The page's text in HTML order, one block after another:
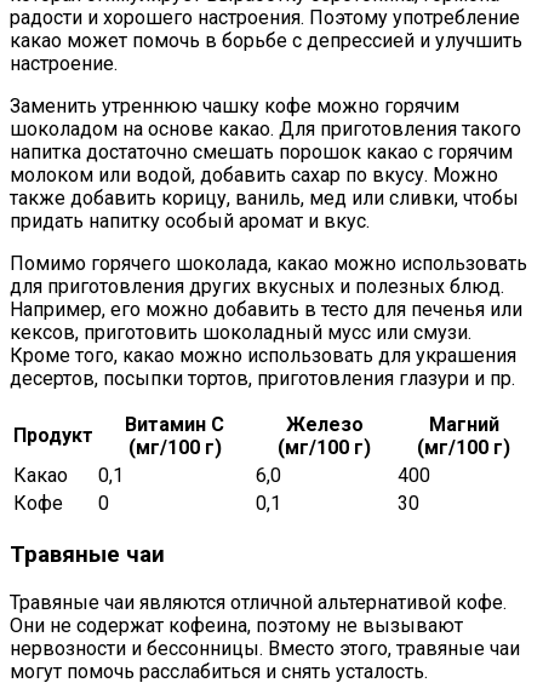
радости и хорошего настроения. Поэтому употребление
какао может помочь в борьбе с депрессией и улучшить
настроение.
Заменить утреннюю чашку кофе можно горячим
шоколадом на основе какао. Для приготовления такого
напитка достаточно смешать порошок какао с горячим
молоком или водой, добавить сахар по вкусу. Можно
также добавить корицу, ваниль, мед или сливки, чтобы
придать напитку особый аромат и вкус.
Помимо горячего шоколада, какао можно использовать
для приготовления других вкусных и полезных блюд.
Например, его можно добавить в тесто для печенья или
кексов, приготовить шоколадный мусс или смузи.
Кроме того, какао можно использовать для украшения
десертов, посыпки тортов, приготовления глазури и пр.
Продукт
Витамин С
(мг/100 г)
Железо
(мг/100 г)
Магний
(мг/100 г)
Какао
0,1 6,0
400
Кофе
0 0,1 30
Травяные чаи
Травяные чаи являются отличной альтернативой кофе.
Они не содержат кофеина, поэтому не вызывают
нервозности и бессонницы. Вместо этого, травяные чаи
могут помочь расслабиться и снять усталость.